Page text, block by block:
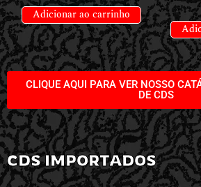
Adicionar ao carrinho
CLIQUE AQUI PARA VER NOSSO
DE CDS
CDS IMPORTADOS